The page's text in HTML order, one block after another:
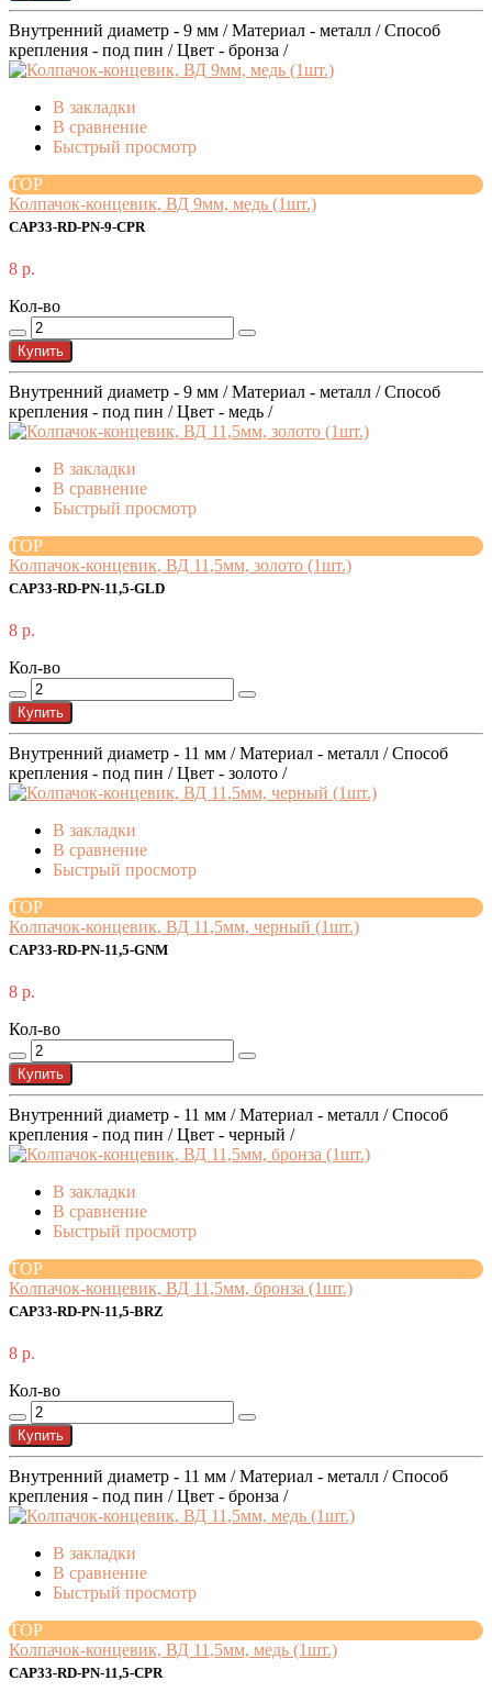
Внутренний диаметр - 9 мм / Материал - металл / Способ
крепления - под пин / Цвет - бронза /
В закладки
В сравнение
Быстрый просмотр
TOP
Колпачок-концевик, ВД 9мм, медь (1шт.)
CAP33-RD-PN-9-CPR
8 р.
Кол-во
Купить
Внутренний диаметр - 9 мм / Материал - металл / Способ
крепления - под пин / Цвет - медь /
В закладки
В сравнение
Быстрый просмотр
TOP
Колпачок-концевик, ВД 11,5мм, золото (1шт.)
CAP33-RD-PN-11,5-GLD
8 р.
Кол-во
Купить
Внутренний диаметр - 11 мм / Материал - металл / Способ
крепления - под пин / Цвет - золото /
В закладки
В сравнение
Быстрый просмотр
TOP
Колпачок-концевик, ВД 11,5мм, черный (1шт.)
CAP33-RD-PN-11,5-GNM
8 р.
Кол-во
Купить
Внутренний диаметр - 11 мм / Материал - металл / Способ
крепления - под пин / Цвет - черный /
В закладки
В сравнение
Быстрый просмотр
TOP
Колпачок-концевик, ВД 11,5мм, бронза (1шт.)
CAP33-RD-PN-11,5-BRZ
8 р.
Кол-во
Купить
Внутренний диаметр - 11 мм / Материал - металл / Способ
крепления - под пин / Цвет - бронза /
В закладки
В сравнение
Быстрый просмотр
TOP
Колпачок-концевик, ВД 11,5мм, медь (1шт.)
CAP33-RD-PN-11,5-CPR